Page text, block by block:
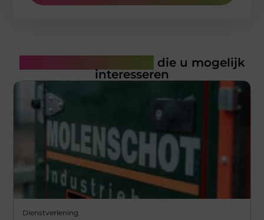
die u mogelijk
interesseren
Dienstverlening